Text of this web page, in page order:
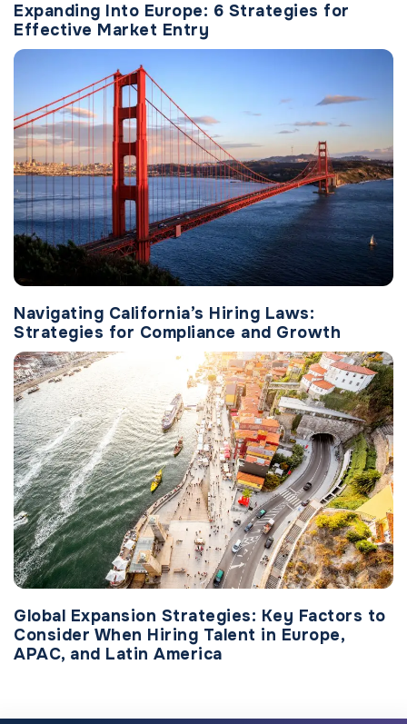
Expanding Into Europe: 6 Strategies for
Effective Market Entry
Navigating California’s Hiring Laws:
Strategies for Compliance and Growth
Global Expansion Strategies: Key Factors to
Consider When Hiring Talent in Europe,
APAC, and Latin America